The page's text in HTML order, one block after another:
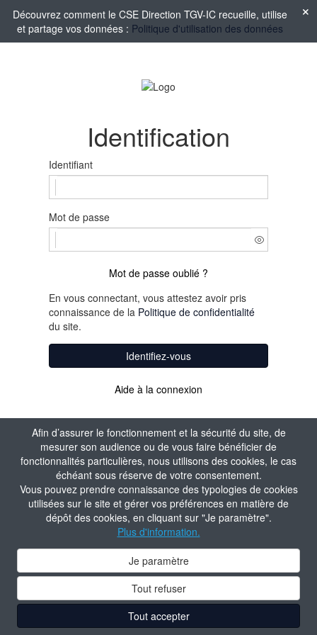
Afin d’assurer le fonctionnement et la sécurité du site, de
mesurer son audience ou de vous faire bénéficier de
fonctionnalités particulières, nous utilisons des cookies, le cas
échéant sous réserve de votre consentement.
Vous pouvez prendre connaissance des typologies de cookies
utilisées sur le site et gérer vos préférences en matière de
dépôt des cookies, en cliquant sur "Je paramètre".
Plus d'information.
Je paramètre
Tout refuser
Tout accepter
Découvrez comment le CSE Direction TGV-IC recueille, utilise
et partage vos données : Politique d'utilisation des données
Identification
Identifiant
Mot de passe
Mot de passe oublié ?
En vous connectant, vous attestez avoir pris
connaissance de la Politique de confidentialité
du site.
Identifiez-vous
Aide à la connexion